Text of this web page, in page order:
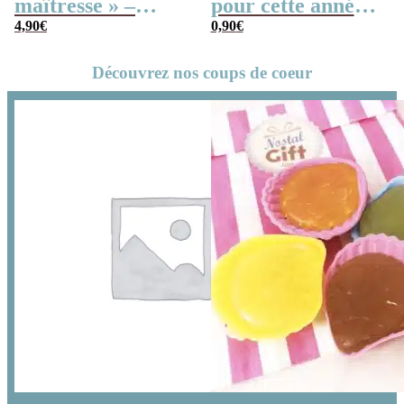
maîtresse » –
Cadeau maîtresse
4,90€
pour cette année ”
– Collection
0,90€
Découvrez nos coups de coeur